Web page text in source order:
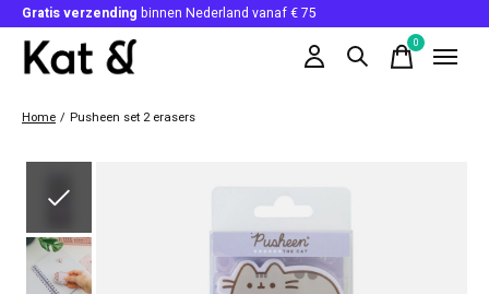
Gratis verzending binnen Nederland vanaf € 75
0items
Home / Pusheen set 2 erasers